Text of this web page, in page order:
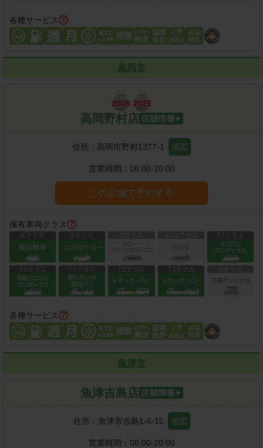
各種サービス
高岡市
高岡野村店
住所： 高岡市野村1377-1 地図
営業時間： 08:00-20:00
この店舗で予約する
保有車両クラス
各種サービス
魚津市
魚津吉島店
住所： 魚津市吉島1-6-16 地図
営業時間： 08:00-20:00